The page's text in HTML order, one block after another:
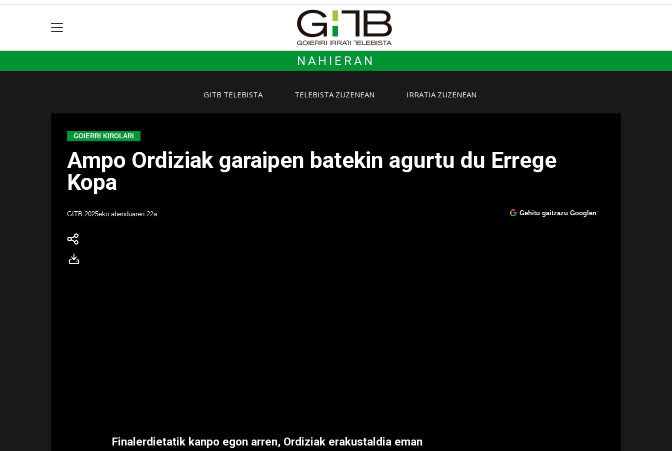
NAHIERAN
GITB TELEBISTA TELEBISTA ZUZENEAN IRRATIA ZUZENEAN
GOIERRI KIROLARI
Ampo Ordiziak garaipen batekin agurtu du Errege
Kopa
GITB 2025eko abenduaren 22a Gehitu gaitzazu Googlen
Finalerdietatik kanpo egon arren, Ordiziak erakustaldia eman